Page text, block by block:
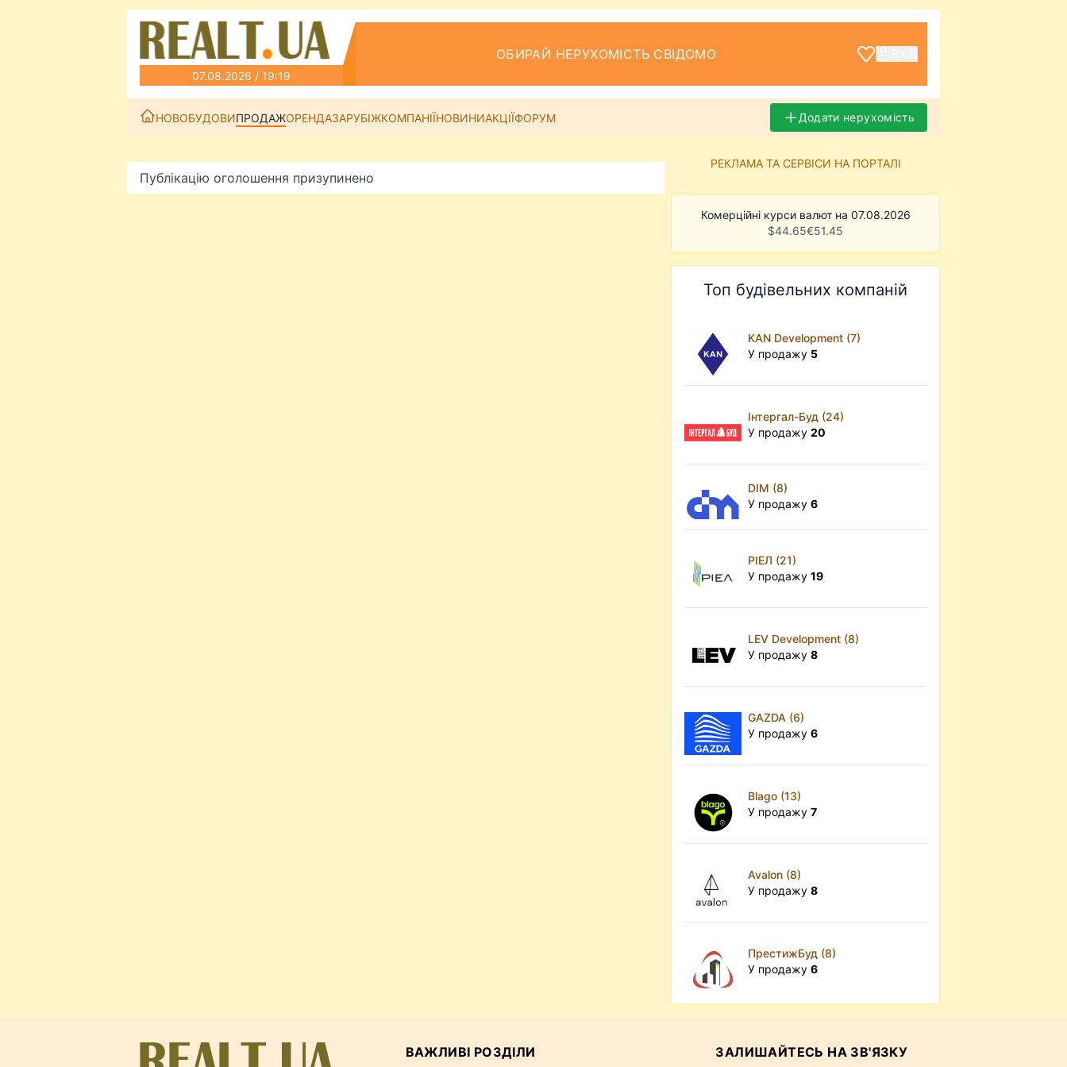
07.08.2026 / 19:19
ОБИРАЙ НЕРУХОМІСТЬ СВІДОМО
НОВОБУДОВИПРОДАЖОРЕНДАЗАРУБІЖКОМПАНІЇНОВИНИАКЦІЇФОРУМ Додати нерухомість
Публікацію оголошення призупинено
РЕКЛАМА ТА СЕРВІСИ НА ПОРТАЛІ
Комерційні курси валют на 07.08.2026
$44.65€51.45
Топ будівельних компаній
KAN Development (7)
У продажу 5
Інтергал-Буд (24)
У продажу20
DIM (8)
У продажу6
РІЕЛ (21)
У продажу19
LEV Development (8)
У продажу8
GAZDA (6)
У продажу6
Blago (13)
У продажу7
Avalon (8)
У продажу8
ПрестижБуд (8)
У продажу6
ВАЖЛИВІ РОЗДІЛИ ЗАЛИШАЙТЕСЬ НА ЗВ'ЯЗКУ